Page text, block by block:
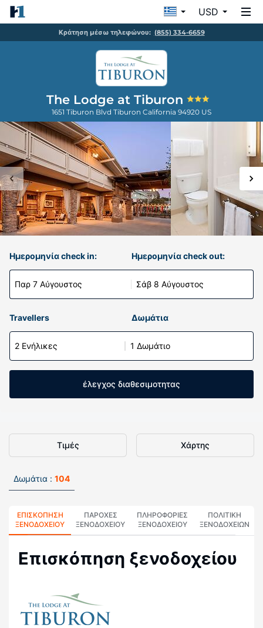
USD
Κράτηση μέσω τηλεφώνου: (855) 334-6659
The Lodge at Tiburon
1651 Tiburon Blvd Tiburon California 94920 US
Ημερομηνία check in:
Παρ 7 Αύγουστος
Ημερομηνία check out:
Σάβ 8 Αύγουστος
Travellers Δωμάτια
2 Ενήλικες 1 Δωμάτιο
έλεγχος διαθεσιμοτητας
Τιμές Χάρτης
Δωμάτια : 104
ΕΠΙΣΚΌΠΗΣΗ
ΞΕΝΟΔΟΧΕΊΟΥ
ΠΑΡΟΧΕΣ
ΞΕΝΟΔΟΧΕΙΟΥ
ΠΛΗΡΟΦΟΡΊΕΣ
ΞΕΝΟΔΟΧΕΊΟΥ
ΠΟΛΙΤΙΚΗ
ΞΕΝΟΔΟΧΕΊΩΝ
Επισκόπηση ξενοδοχείου